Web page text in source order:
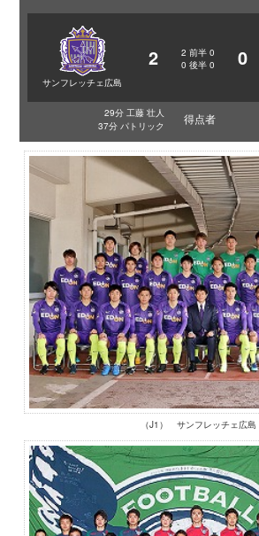
サンフレッチェ広島
2 2 前半 0
0 後半 0 0
29分 工藤 壮人
37分 パトリック
得点者
（J1） サンフレッチェ広島